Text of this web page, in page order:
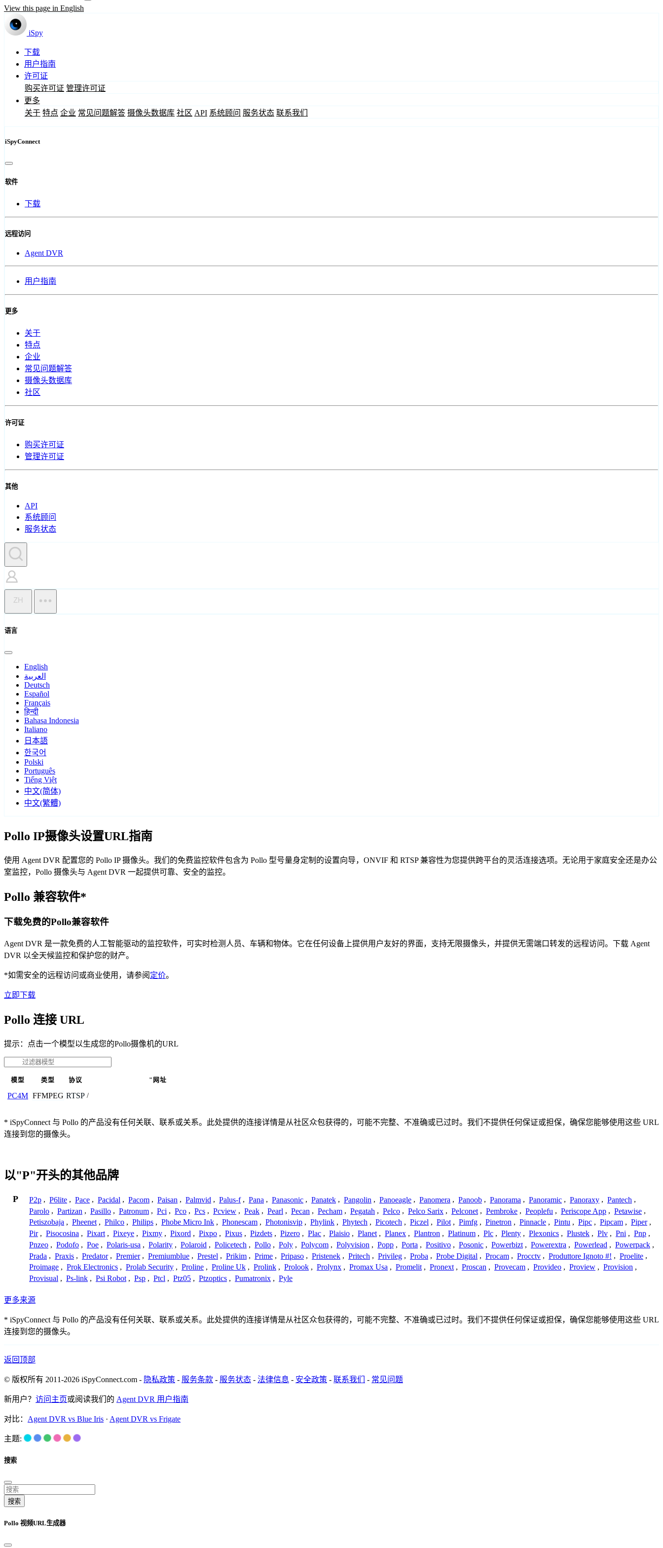
View this page in English
iSpy
下载
用户指南
许可证
购买许可证 管理许可证
更多
关于 特点 企业 常见问题解答 摄像头数据库 社区 API 系统顾问 服务状态 联系我们
iSpyConnect
软件
下载
远程访问
Agent DVR
用户指南
更多
关于
特点
企业
常见问题解答
摄像头数据库
社区
许可证
购买许可证
管理许可证
其他
API
系统顾问
服务状态
ZH
语言
English
العربية
Deutsch
Español
Français
हिन्दी
Bahasa Indonesia
Italiano
日本語
한국어
Polski
Português
Tiếng Việt
中文(简体)
中文(繁體)
Pollo IP摄像头设置URL指南
使用 Agent DVR 配置您的 Pollo IP 摄像头。我们的免费监控软件包含为 Pollo 型号量身定制的设置向导，ONVIF 和 RTSP 兼容性为您提供跨平台的灵活连接选项。无论用于家庭安全还是办公
室监控，Pollo 摄像头与 Agent DVR 一起提供可靠、安全的监控。
Pollo 兼容软件*
下载免费的Pollo兼容软件
Agent DVR 是一款免费的人工智能驱动的监控软件，可实时检测人员、车辆和物体。它在任何设备上提供用户友好的界面，支持无限摄像头，并提供无需端口转发的远程访问。下载 Agent
DVR 以全天候监控和保护您的财产。
*如需安全的远程访问或商业使用，请参阅 定价。
立即下载
Pollo 连接 URL
提示：点击一个模型以生成您的Pollo摄像机的URL
模型 类型 协议 "网址
PC4M FFMPEG RTSP /
* iSpyConnect 与 Pollo 的产品没有任何关联、联系或关系。此处提供的连接详情是从社区众包获得的，可能不完整、不准确或已过时。我们不提供任何保证或担保，确保您能够使用这些 URL
连接到您的摄像头。
以"P"开头的其他品牌
P P2p , P6lite , Pace , Pacidal , Pacom , Paisan , Palmvid , Palus-f , Pana , Panasonic , Panatek , Pangolin , Panoeagle , Panomera , Panoob , Panorama , Panoramic , Panoraxy , Pantech ,
Parolo , Partizan , Pasillo , Patronum , Pci , Pco , Pcs , Pcview , Peak , Pearl , Pecan , Pecham , Pegatah , Pelco , Pelco Sarix , Pelconet , Pembroke , Peoplefu , Periscope App , Petawise ,
Petiszobaja , Pheenet , Philco , Philips , Phobe Micro Ink , Phonescam , Photonisvip , Phylink , Phytech , Picotech , Piczel , Pilot , Pimfg , Pinetron , Pinnacle , Pintu , Pipc , Pipcam , Piper ,
Pir , Pisocosina , Pixart , Pixeye , Pixmy , Pixord , Pixpo , Pixus , Pizdets , Pizero , Plac , Plaisio , Planet , Planex , Plantron , Platinum , Plc , Plenty , Plexonics , Plustek , Plv , Pni , Pnp ,
Pnzeo , Podofo , Poe , Polaris-usa , Polarity , Polaroid , Policetech , Pollo , Poly , Polycom , Polyvision , Popp , Porta , Positivo , Posonic , Powerbizt , Powerextra , Powerlead , Powerpack ,
Prada , Praxis , Predator , Premier , Premiumblue , Prestel , Prikim , Prime , Pripaso , Pristenek , Pritech , Privileg , Proba , Probe Digital , Procam , Procctv , Produttore Ignoto #! , Proelite ,
Proimage , Prok Electronics , Prolab Security , Proline , Proline Uk , Prolink , Prolook , Prolynx , Promax Usa , Promelit , Pronext , Proscan , Provecam , Provideo , Proview , Provision ,
Provisual , Ps-link , Psi Robot , Psp , Ptcl , Ptz05 , Ptzoptics , Pumatronix , Pyle
更多来源
* iSpyConnect 与 Pollo 的产品没有任何关联、联系或关系。此处提供的连接详情是从社区众包获得的，可能不完整、不准确或已过时。我们不提供任何保证或担保，确保您能够使用这些 URL
连接到您的摄像头。
返回顶部
© 版权所有 2011-2026 iSpyConnect.com - 隐私政策 - 服务条款 - 服务状态 - 法律信息 - 安全政策 - 联系我们 - 常见问题
新用户？ 访问主页或阅读我们的 Agent DVR 用户指南
对比： Agent DVR vs Blue Iris · Agent DVR vs Frigate
主题:
搜索
搜索
Pollo 视频URL生成器